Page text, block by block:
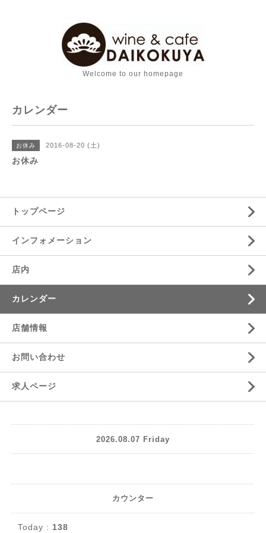
Welcome to our homepage
カレンダー
お休み 2016-08-20 (土)
お休み
トップページ
インフォメーション
店内
カレンダー
店舗情報
お問い合わせ
求人ページ
2026.08.07 Friday
カウンター
Today : 138